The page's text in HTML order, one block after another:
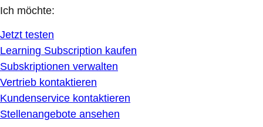
Ich möchte:
Jetzt testen
Learning Subscription kaufen
Subskriptionen verwalten
Vertrieb kontaktieren
Kundenservice kontaktieren
Stellenangebote ansehen